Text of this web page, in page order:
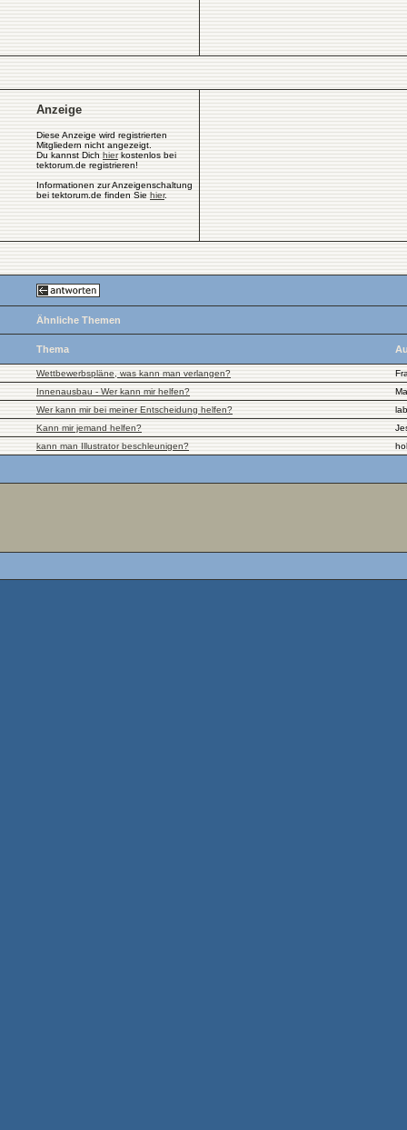
Anzeige
Diese Anzeige wird registrierten
Mitgliedern nicht angezeigt.
Du kannst Dich hierkostenlos bei
tektorum.de registrieren!
Informationen zur Anzeigenschaltung
bei tektorum.de finden Sie hier.
Ähnliche Themen
Thema
Wettbewerbspläne, was kann man verlangen?
Innenausbau - Wer kann mir helfen?
Wer kann mir bei meiner Entscheidung helfen?
Kann mir jemand helfen?
kann man Illustrator beschleunigen?